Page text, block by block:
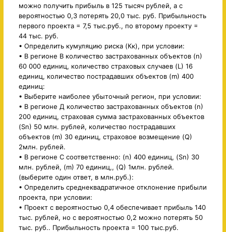
можно получить прибыль в 125 тысяч рублей, а с
вероятностью 0,3 потерять 20,0 тыс. руб. Прибыльность
первого проекта = 7,5 тыс.руб., по второму проекту =
44 тыс. руб.
• Определить кумуляцию риска (Кк), при условии:
• В регионе В количество застрахованных объектов (n)
60 000 единиц, количество страховых случаев (L) 16
единиц, количество пострадавших объектов (m) 400
единиц:
• Выберите наиболее убыточный регион, при условии:
• В регионе Д количество застрахованных объектов (n)
200 единиц, страховая сумма застрахованных объектов
(Sn) 50 млн. рублей, количество пострадавших
объектов (m) 30 единиц, страховое возмещение (Q)
2млн. рублей.
• В регионе С соответственно: (n) 400 единиц, (Sn) 30
млн. рублей, (m) 70 единиц,, (Q) 1млн. рублей.
(выберите один ответ, в млн.руб.):
• Определить среднеквадратичное отклонение прибыли
проекта, при условии:
• Проект с вероятностью 0,4 обеспечивает прибыль 140
тыс. рублей, но с вероятностью 0,2 можно потерять 50
тыс. руб.. Прибыльность проекта = 100 тыс.руб.